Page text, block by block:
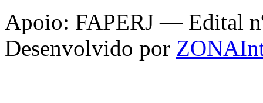
Apoio: FAPERJ — Edital
Desenvolvido por